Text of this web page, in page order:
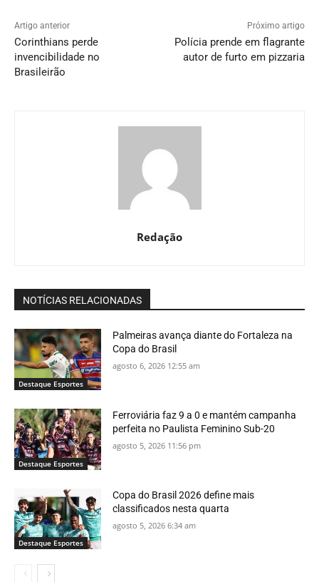
Artigo anterior
Corinthians perde
invencibilidade no
Brasileirão
Próximo artigo
Polícia prende em flagrante
autor de furto em pizzaria
Redação
NOTÍCIAS RELACIONADAS
Destaque Esportes
Palmeiras avança diante do Fortaleza na
Copa do Brasil
agosto 6, 2026 12:55 am
Destaque Esportes
Ferroviária faz 9 a 0 e mantém campanha
perfeita no Paulista Feminino Sub-20
agosto 5, 2026 11:56 pm
Destaque Esportes
Copa do Brasil 2026 define mais
classificados nesta quarta
agosto 5, 2026 6:34 am